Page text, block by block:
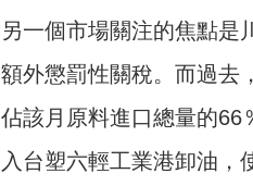
另一個市場關注的焦點是
額外懲罰性關稅。而過去
佔該月原料進口總量的66
入台塑六輕工業港卸油，